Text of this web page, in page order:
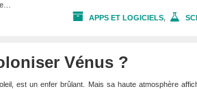
APPS ET LOGICIELS,
Vénus ?
est un enfer brûlant. Mais sa haute atmosphère